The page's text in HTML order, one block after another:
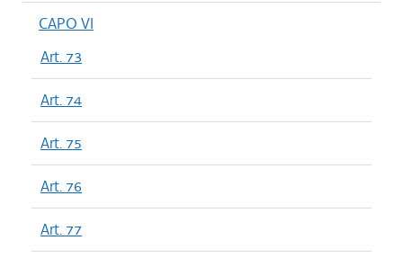
CAPO VI
Art. 73
Art. 74
Art. 75
Art. 76
Art. 77